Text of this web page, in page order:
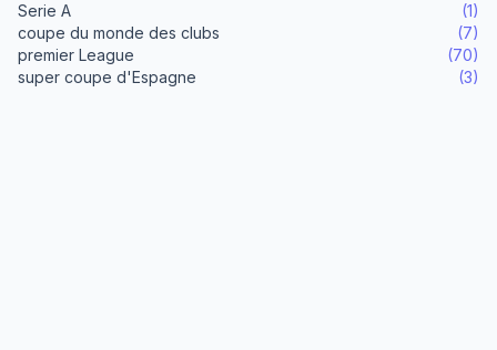
Serie A
(1)
coupe du monde des clubs
(7)
premier League
(70)
super coupe d'Espagne
(3)